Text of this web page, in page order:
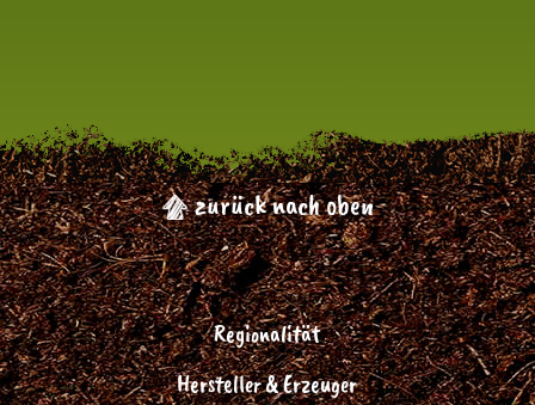
zurück nach oben
Regionalität
Hersteller & Erzeuger